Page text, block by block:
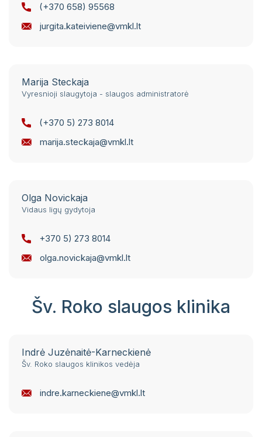
(+370 658) 95568
jurgita.kateiviene@vmkl.lt
Marija Steckaja
Vyresnioji slaugytoja - slaugos administratorė
(+370 5) 273 8014
marija.steckaja@vmkl.lt
Olga Novickaja
Vidaus ligų gydytoja
+370 5) 273 8014
olga.novickaja@vmkl.lt
Šv. Roko slaugos klinika
Indrė Juzėnaitė-Karneckienė
Šv. Roko slaugos klinikos vedėja
indre.karneckiene@vmkl.lt